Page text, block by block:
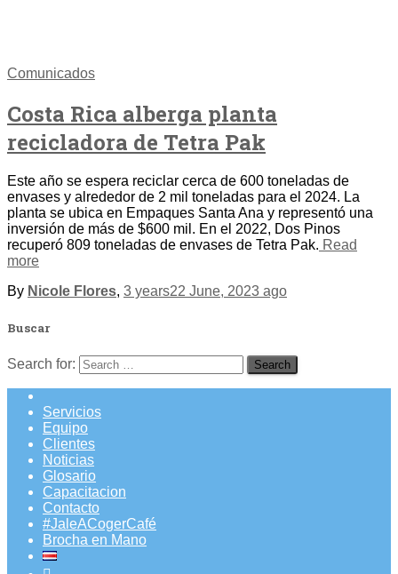
Comunicados
Costa Rica alberga planta
recicladora de Tetra Pak
Este año se espera reciclar cerca de 600 toneladas de
envases y alrededor de 2 mil toneladas para el 2024. La
planta se ubica en Empaques Santa Ana y representó una
inversión de más de $600 mil. En el 2022, Dos Pinos
recuperó 809 toneladas de envases de Tetra Pak. Read
more
By Nicole Flores, 3 years22 June, 2023 ago
Buscar
Search for:
Servicios
Equipo
Clientes
Noticias
Glosario
Capacitacion
Contacto
#JaleACogerCafé
Brocha en Mano